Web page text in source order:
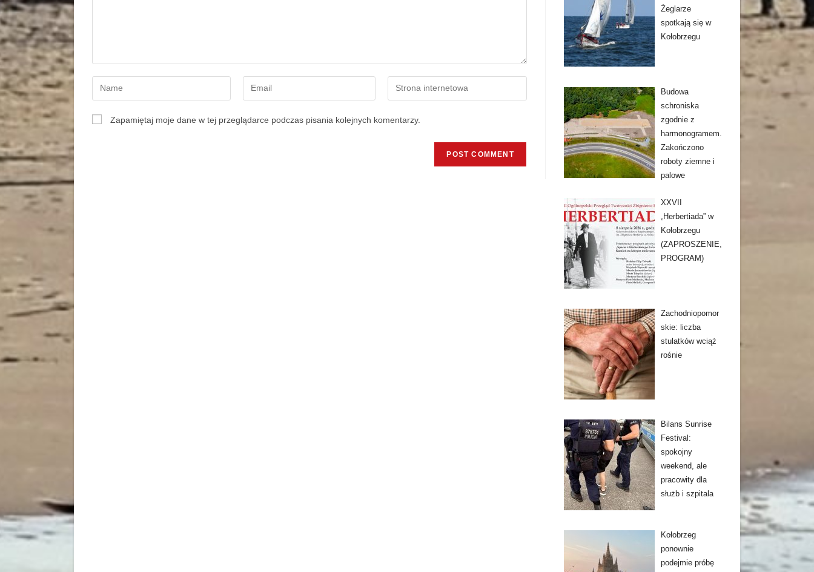
Zapamiętaj moje dane w tej przeglądarce podczas pisania kolejnych komentarzy.
Żeglarze
spotkają się w
Kołobrzegu
Budowa
schroniska
zgodnie z
harmonogramem.
Zakończono
roboty ziemne i
palowe
XXVII
„Herbertiada” w
Kołobrzegu
(ZAPROSZENIE,
PROGRAM)
Zachodniopomor
skie: liczba
stulatków wciąż
rośnie
Bilans Sunrise
Festival:
spokojny
weekend, ale
pracowity dla
służb i szpitala
Kołobrzeg
ponownie
podejmie próbę